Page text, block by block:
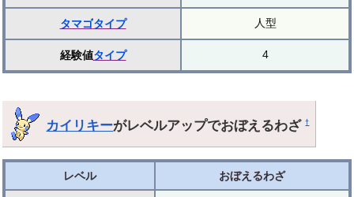
タマゴタイプ 人型
経験値タイプ 4
カイリキーがレベルアップでおぼえるわざ†
レベル おぼえるわざ